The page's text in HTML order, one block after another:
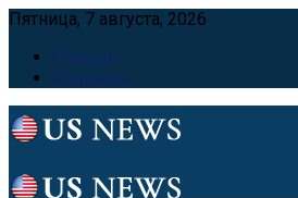
Пятница, 7 августа, 2026
Главная
Контакты